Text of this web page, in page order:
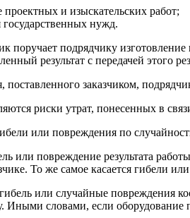
и изыскательских работ;
нужд.
поручает подрядчику
результат с передачей этого
заказчиком,
риски утрат, понесенных в
или повреждения по
или повреждение результата
То же самое касается гибели
или случайные повреждения
Иными словами, если оборудование